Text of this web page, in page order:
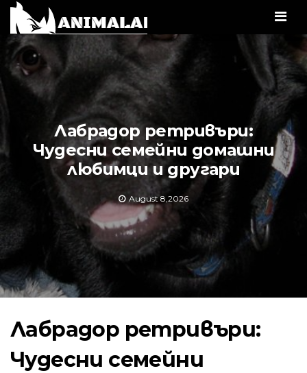
Лабрадор ретривъри:
Чудесни семейни домашни
любимци и другари
August 8,2026
Лабрадор ретривъри:
Чудесни семейни